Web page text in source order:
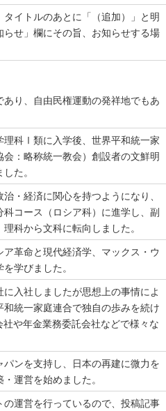
イトルのあとに「（追加）」と明
せ」欄にその旨、お知らせする場
り、自由民権運動の発祥地でもあ
理科Ⅰ類に入学後、世界平和統一家
：略称統一教会）創設者の文鮮明
た。
・経済に関心を持つようになり、
コース（ロシア科）に進学し、副
科から文科に転向しました。
革命と現代経済学、マックス・ウ
学びました。
入社しましたが思想上の事情によ
統一家庭連合で独自の歩みを続け
や年金業務委託会社などで様々な
ンを支持し、日本の再建に微力を
運営を始めました。
運営を行っているので、投稿記事